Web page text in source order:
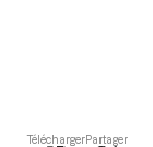
TéléchargerPartager